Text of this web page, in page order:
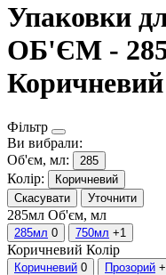
Упаковки
ОБ'ЄМ -
Коричневий
Фільтр
Ви вибрали:
Об'єм, мл:
285
Колір:
Коричневий
Скасувати
Уточнити
285мл Об'єм, мл
285мл 0 750мл +1
Коричневий Колір
Коричневий 0 Прозорий